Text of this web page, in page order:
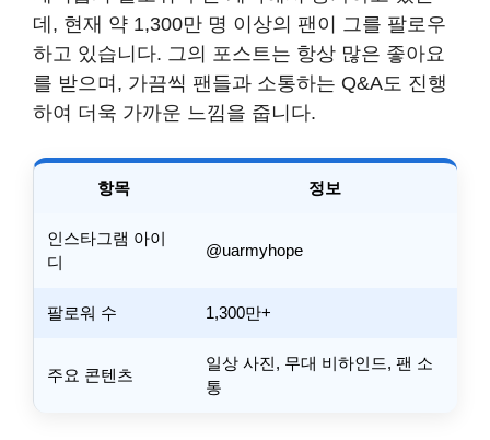
데, 현재 약 1,300만 명 이상의 팬이 그를 팔로우
하고 있습니다. 그의 포스트는 항상 많은 좋아요
를 받으며, 가끔씩 팬들과 소통하는 Q&A도 진행
하여 더욱 가까운 느낌을 줍니다.
항목 정보
인스타그램 아이
디
@uarmyhope
팔로워 수 1,300만+
주요 콘텐츠
일상 사진, 무대 비하인드, 팬 소
통